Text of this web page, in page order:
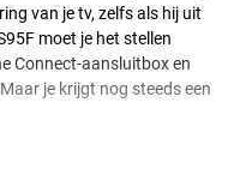
van je tv, zelfs als hij uit
moet je het stellen
Connect-aansluitbox en
je krijgt nog steeds een
je krijgt altijd de best